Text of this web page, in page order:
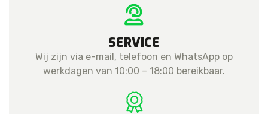
SERVICE
Wij zijn via e-mail, telefoon en WhatsApp op
werkdagen van 10:00 – 18:00 bereikbaar.